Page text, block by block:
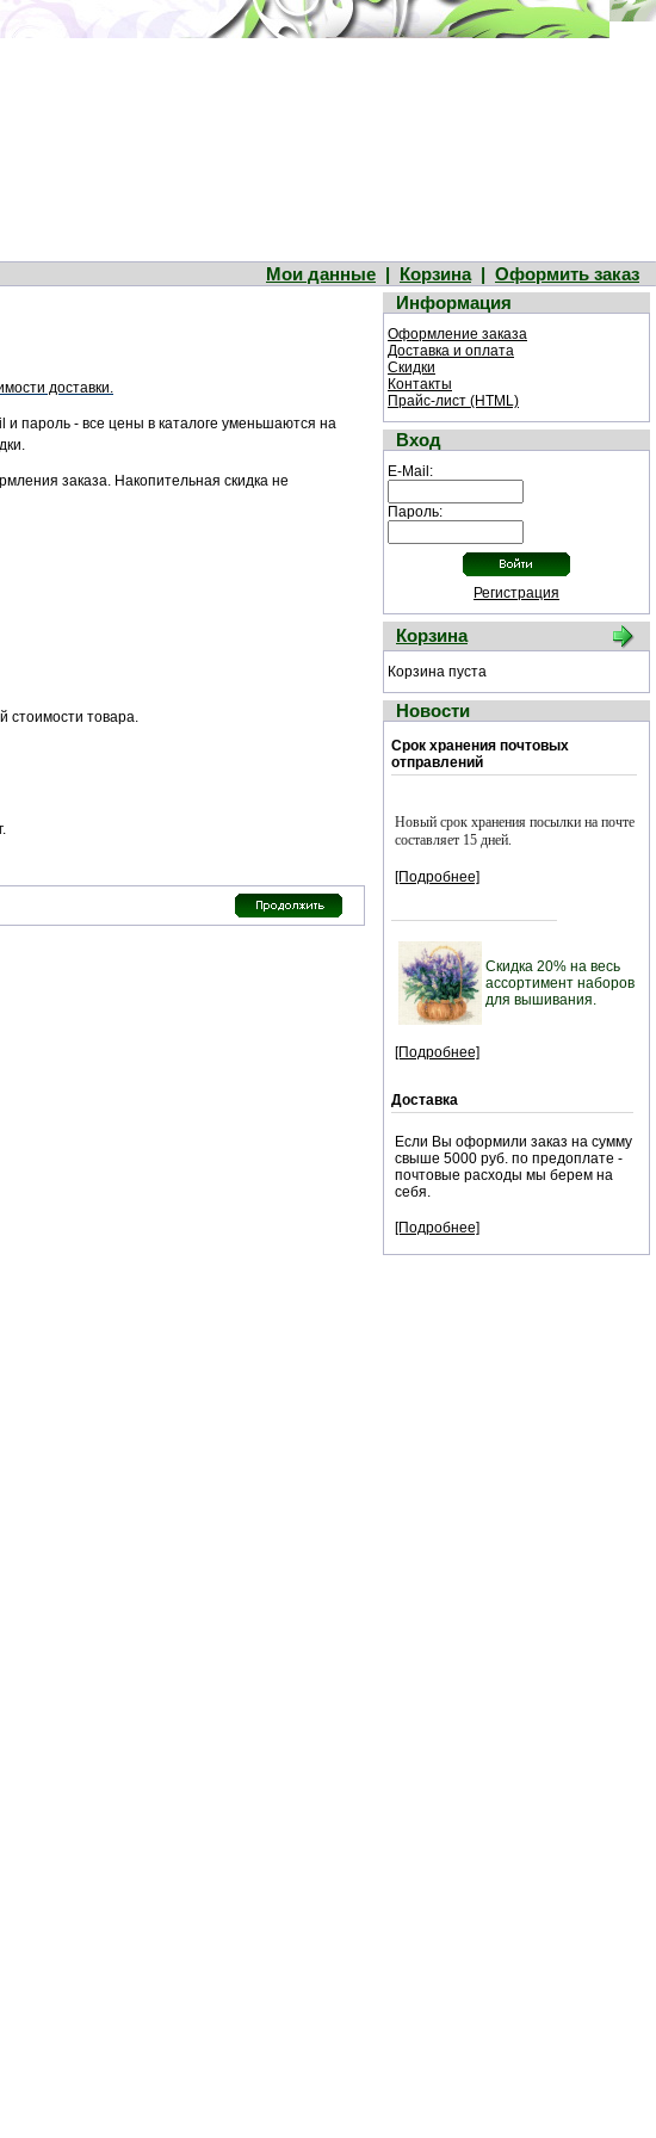
Мои данные | Корзина| Оформить заказ
доставки.
и пароль - все цены в каталоге уменьшаются на
заказа. Накопительная скидка не
стоимости товара.
Информация
Оформление заказа
Доставка и оплата
Скидки
Контакты
Прайс-лист (HTML)
Вход
E-Mail:
Пароль:
Регистрация
Корзина
Корзина пуста
Новости
Срок хранения почтовых
отправлений
Новый срок хранения посылки на почте
составляет 15 дней.
[Подробнее]
Скидка 20% на весь
ассортимент наборов
для вышивания.
[Подробнее]
Доставка
Если Вы оформили заказ на сумму
свыше 5000 руб. по предоплате -
почтовые расходы мы берем на
себя.
[Подробнее]